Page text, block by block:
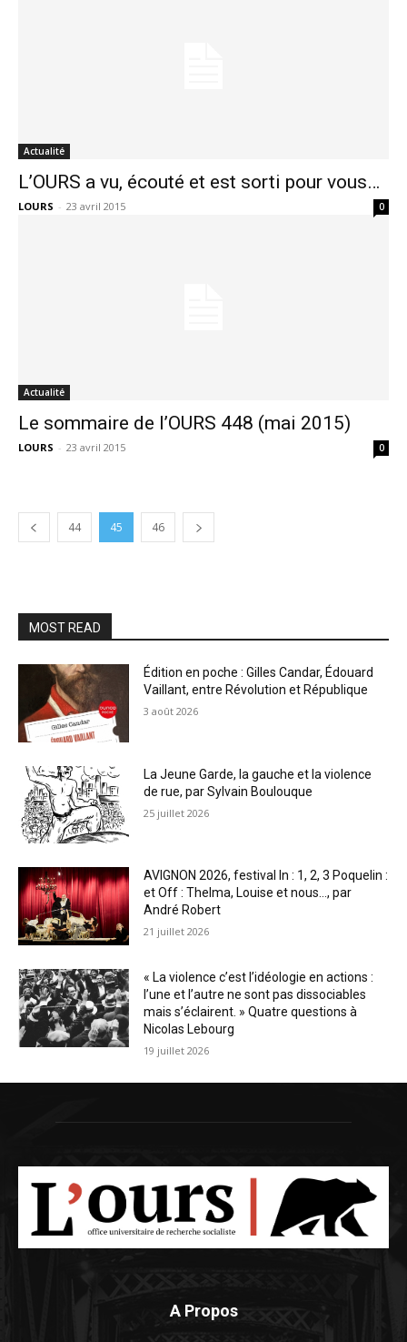
Actualité
L’OURS a vu, écouté et est sorti pour vous…
LOURS - 23 avril 2015 0
Actualité
Le sommaire de l’OURS 448 (mai 2015)
LOURS - 23 avril 2015 0
44 45 46
MOST READ
Édition en poche : Gilles Candar, Édouard
Vaillant, entre Révolution et République
3 août 2026
La Jeune Garde, la gauche et la violence
de rue, par Sylvain Boulouque
25 juillet 2026
AVIGNON 2026, festival In : 1, 2, 3 Poquelin :
et Off : Thelma, Louise et nous…, par
André Robert
21 juillet 2026
« La violence c’est l’idéologie en actions :
l’une et l’autre ne sont pas dissociables
mais s’éclairent. » Quatre questions à
Nicolas Lebourg
19 juillet 2026
A Propos